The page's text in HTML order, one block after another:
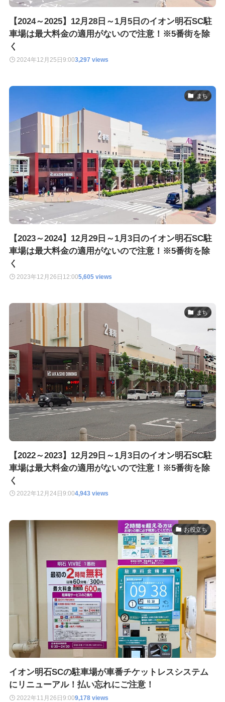
【2024～2025】12月28日～1月5日のイオン明石SC駐
車場は最大料金の適用がないので注意！※5番街を除
く
2024年12月25日9:003,297 views
まち
【2023～2024】12月29日～1月3日のイオン明石SC駐
車場は最大料金の適用がないので注意！※5番街を除
く
2023年12月26日 12:005,605 views
まち
【2022～2023】12月29日～1月3日のイオン明石SC駐
車場は最大料金の適用がないので注意！※5番街を除
く
2022年12月24日 9:004,943 views
お役立ち
イオン明石SCの駐車場が車番チケットレスシステム
にリニューアル！払い忘れにご注意！
2022年11月26日 9:009,178 views